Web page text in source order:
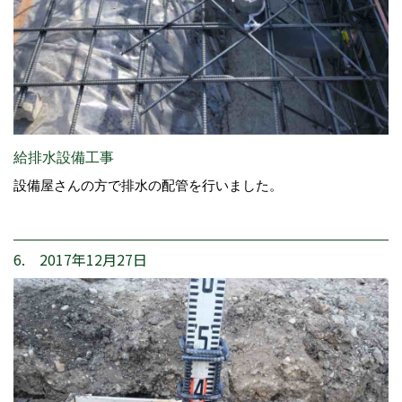
給排水設備工事
設備屋さんの方で排水の配管を行いました。
6. 2017年12月27日